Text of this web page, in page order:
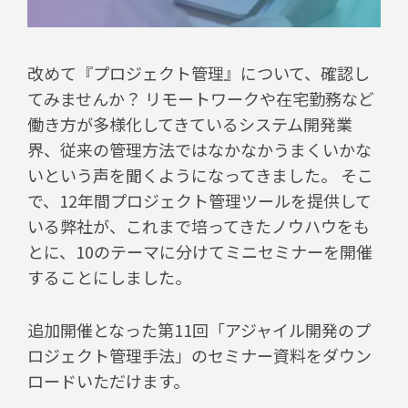
改めて『プロジェクト管理』について、確認し
てみませんか？ リモートワークや在宅勤務など
働き方が多様化してきているシステム開発業
界、 従来の管理方法ではなかなかうまくいかな
いという声を聞くようになってきました。
そこ
で、12年間プロジェクト管理ツールを提供して
いる弊社が、これまで培ってきたノウハウをも
とに、10のテーマに分けてミニセミナーを開催
することにしました。
追加開催となった第11回「アジャイル開発のプ
ロジェクト管理手法」のセミナー資料をダウン
ロードいただけます。